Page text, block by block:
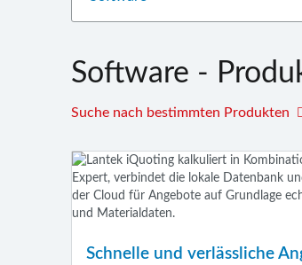
Software -
Suche nach bestimmten Produkten
Schnelle und verlässliche